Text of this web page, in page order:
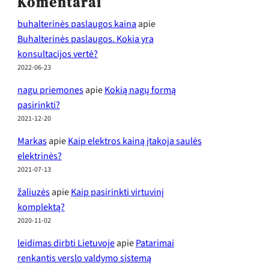
buhalterinės paslaugos kainaapie
Buhalterinės paslaugos. Kokia yra
konsultacijos vertė?
2022-06-23
nagu priemonesapieKokią nagų formą
pasirinkti?
2021-12-20
MarkasapieKaip elektros kainą įtakoja saulės
elektrinės?
2021-07-13
žaliuzėsapieKaip pasirinkti virtuvinį
komplektą?
2020-11-02
leidimas dirbti LietuvojeapiePatarimai
renkantis verslo valdymo sistemą